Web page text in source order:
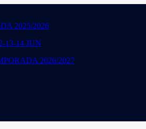
2025/2026
13-14 JUN
2026/2027